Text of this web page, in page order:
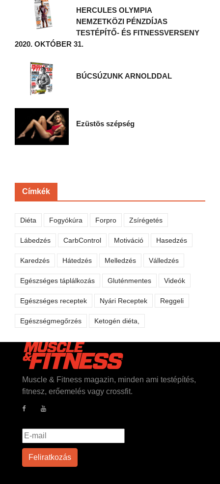
HERCULES OLYMPIA
NEMZETKÖZI PÉNZDÍJAS
TESTÉPÍTŐ- ÉS FITNESSVERSENY
2020. OKTÓBER 31.
BÚCSÚZUNK ARNOLDDAL
Ezüstös szépség
Címkék
Diéta Fogyókúra Forpro Zsírégetés
Lábedzés CarbControl Motiváció Hasedzés
Karedzés Hátedzés Melledzés Válledzés
Egészséges táplálkozás Gluténmentes Videók
Egészséges receptek Nyári Receptek Reggeli
Egészségmegőrzés Ketogén diéta,
Muscle & Fitness magazin, minden ami testépítés,
fitnesz, erőemelés vagy crossfit.